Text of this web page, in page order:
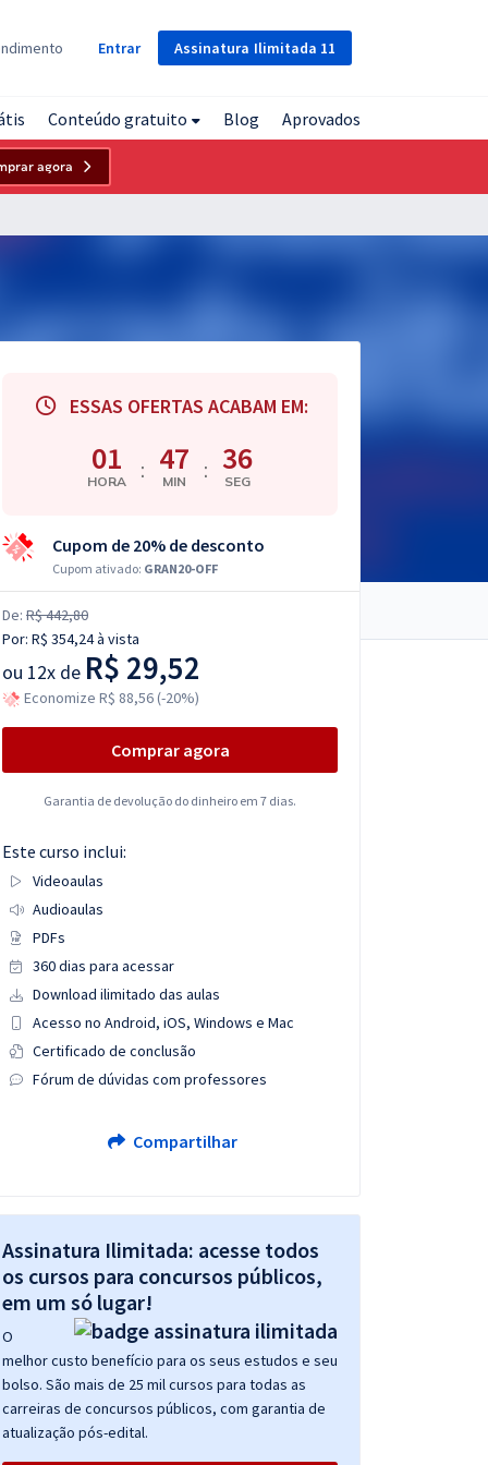
Assinatura Ilimitada 11
Entrar
Conteúdo gratuito Blog Aprovados
agora
ESSAS OFERTAS ACABAM EM:
01
HORA : 47
MIN : 35
SEG
Cupom de 20% de desconto
Cupom ativado: GRAN20-OFF
De: R$ 442,80
Por: R$ 354,24à vista
ou 12x de R$ 29,52
Economize R$ 88,56 (-20%)
Comprar agora
Garantia de devolução do dinheiro em 7 dias.
Este curso inclui:
Videoaulas
Audioaulas
PDFs
360 dias para acessar
Download ilimitado das aulas
Acesso no Android, iOS, Windows e Mac
Certificado de conclusão
Fórum de dúvidas com professores
Compartilhar
Assinatura Ilimitada: acesse todos
os cursos para concursos públicos,
em um só lugar!
O
melhor custo benefício para os seus estudos e seu
bolso. São mais de 25 mil cursos para todas as
carreiras de concursos públicos, com garantia de
atualização pós-edital.